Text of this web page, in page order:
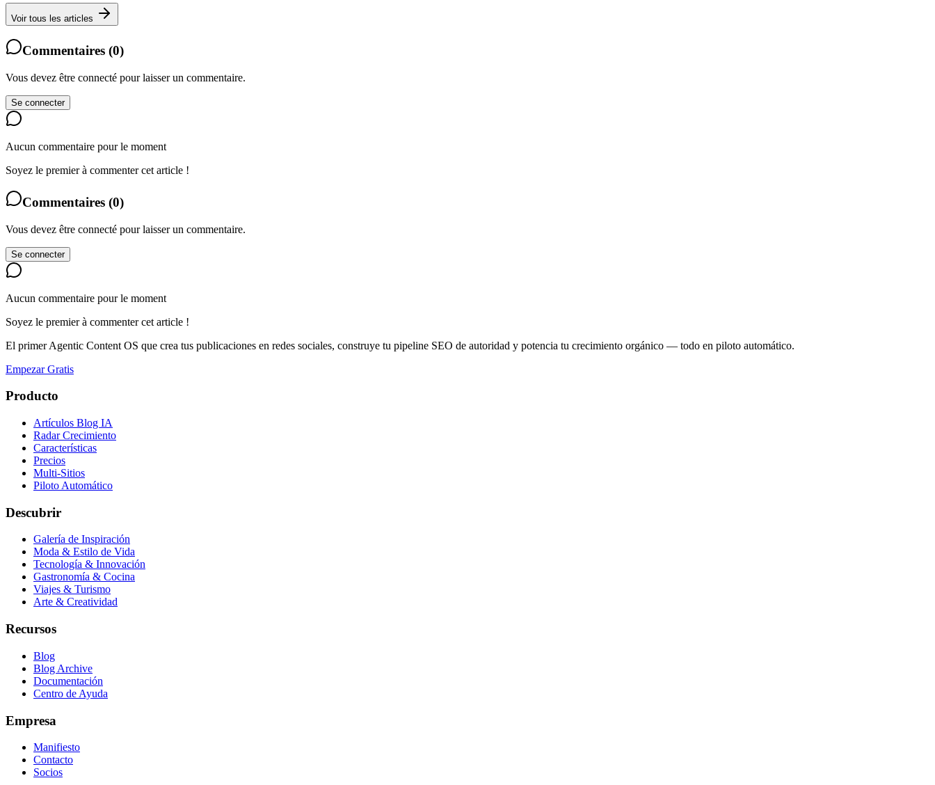
Voir tous les articles
Commentaires (0)
Vous devez être connecté pour laisser un commentaire.
Se connecter
Aucun commentaire pour le moment
Soyez le premier à commenter cet article !
Commentaires (0)
Vous devez être connecté pour laisser un commentaire.
Se connecter
Aucun commentaire pour le moment
Soyez le premier à commenter cet article !
El primer Agentic Content OS que crea tus publicaciones en redes sociales, construye tu pipeline SEO de autoridad y potencia tu crecimiento orgánico — todo en piloto automático.
Empezar Gratis
Producto
Artículos Blog IA
Radar Crecimiento
Características
Precios
Multi-Sitios
Piloto Automático
Descubrir
Galería de Inspiración
Moda & Estilo de Vida
Tecnología & Innovación
Gastronomía & Cocina
Viajes & Turismo
Arte & Creatividad
Recursos
Blog
Blog Archive
Documentación
Centro de Ayuda
Empresa
Manifiesto
Contacto
Socios